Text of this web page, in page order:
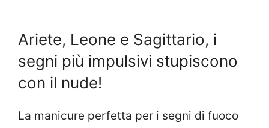
Ariete, Leone e Sagittario, i
segni più impulsivi stupiscono
con il nude!
La manicure perfetta per i segni di fuoco